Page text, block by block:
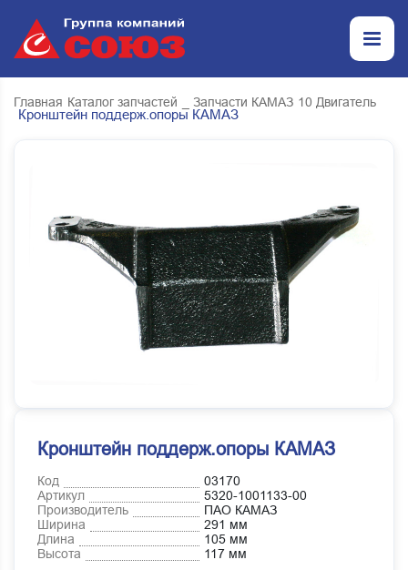
Главная Каталог запчастей _ Запчасти КАМАЗ 10 Двигатель
Кронштейн поддерж.опоры КАМАЗ
Кронштейн поддерж.опоры КАМАЗ
Код
03170
Артикул
5320-1001133-00
Производитель
ПАО КАМАЗ
Ширина
291 мм
Длина
105 мм
Высота
117 мм